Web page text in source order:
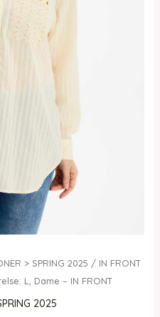
> SPRING 2025 / IN FRONT
L, Dame – IN FRONT
2025